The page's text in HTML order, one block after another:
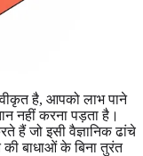
है, आपको लाभ पाने
नहीं करना पड़ता है।
हैं जो इसी वैज्ञानिक ढांचे
बाधाओं के बिना तुरंत